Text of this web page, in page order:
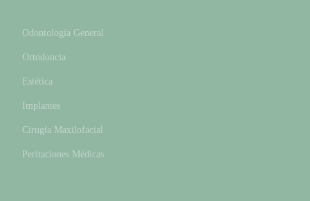
Odontología General
Ortodoncia
Estética
Implantes
Cirugía Maxilofacial
Peritaciones Médicas